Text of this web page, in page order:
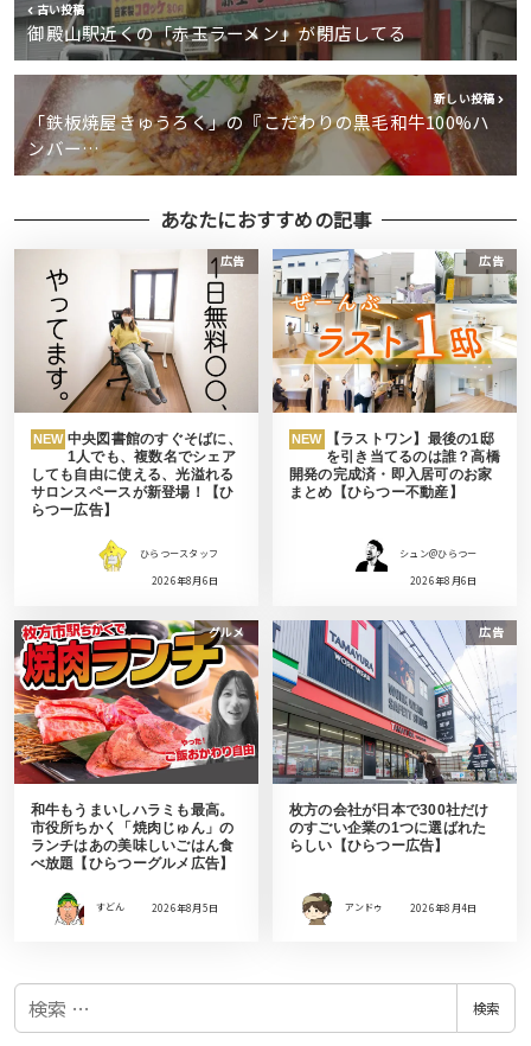
古い投稿
御殿山駅近くの「赤玉ラーメン」が閉店してる
新しい投稿
「鉄板焼屋きゅうろく」の『こだわりの黒毛和牛100%ハ
ンバー…
あなたにおすすめの記事
広告
NEW 中央図書館のすぐそばに、
1人でも、複数名でシェア
しても自由に使える、光溢れる
サロンスペースが新登場！【ひ
らつー広告】
ひらつースタッフ
2026年8月6日
広告
NEW
【ラストワン】最後の1邸
を引き当てるのは誰？高橋
開発の完成済・即入居可のお家
まとめ【ひらつー不動産】
シュン@ひらつー
2026年8月6日
グルメ
和牛もうまいしハラミも最高。
市役所ちかく「焼肉じゅん」の
ランチはあの美味しいごはん食
べ放題【ひらつーグルメ広告】
すどん 2026年8月5日
広告
枚方の会社が日本で300社だけ
のすごい企業の1つに選ばれた
らしい【ひらつー広告】
アンドゥ 2026年8月4日
検
検索